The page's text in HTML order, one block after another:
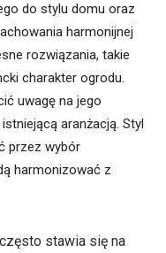
do stylu domu oraz
harmonijnej
rozwiązania, takie
charakter ogrodu.
uwagę na jego
istniejącą aranżacją. Styl
przez wybór
harmonizować z
stawia się na